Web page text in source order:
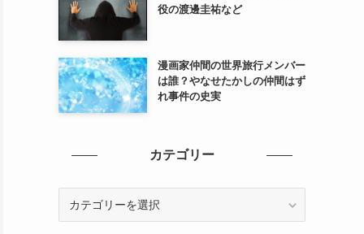
役の渡邊圭祐など
漫画家仲間の世界旅行メンバー
は誰？やなせたかしの仲間はず
れ事件の史実
カテゴリー